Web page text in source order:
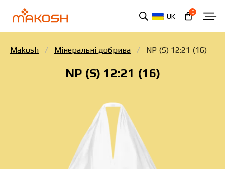
UK
0
Makosh Мінеральні добрива NP (S) 12:21 (16)
NP (S) 12:21 (16)